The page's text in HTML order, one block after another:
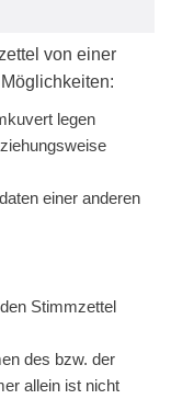
von einer
legen
einer anderen
Stimmzettel
des bzw. der
allein ist nicht